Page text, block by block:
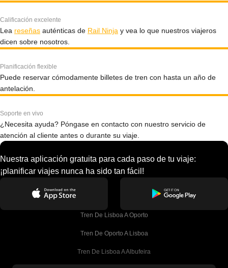
Calificación excelente
Lea reseñas auténticas de Rail Ninja y vea lo que nuestros viajeros
dicen sobre nosotros.
Planificación flexible
Puede reservar cómodamente billetes de tren con hasta un año de
antelación.
Soporte en vivo
¿Necesita ayuda? Póngase en contacto con nuestro servicio de
atención al cliente antes o durante su viaje.
Nuestra aplicación gratuita para cada paso de tu viaje:
¡planificar viajes nunca ha sido tan fácil!
Tren De Lisboa A Oporto
Tren De Oporto A Lisboa
Tren De Lisboa A Albufeira